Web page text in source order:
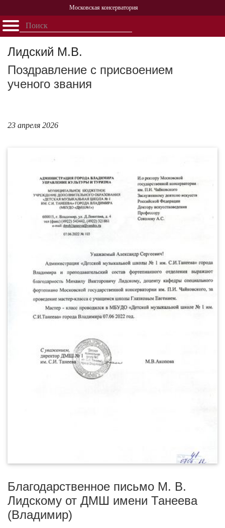
Московская консерватория
Открыть - закрыть
ГлавнаяСобытияАфиша
Партнерство
Лидский М.В.
Поздравление с присвоением
ученого звания
23 апреля 2026
Благодарственное письмо М. В.
Лидскому от ДМШ имени Танеева
(Владимир)